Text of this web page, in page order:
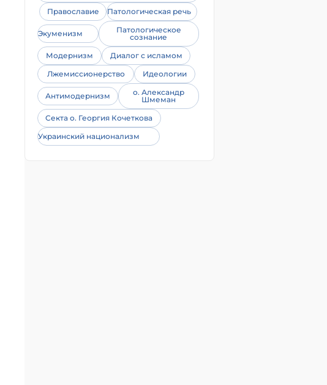
Православие
Патологическая речь
Экуменизм
Патологическое
сознание
Модернизм
Диалог с исламом
Лжемиссионерство
Идеологии
Антимодернизм
о. Александр
Шмеман
Секта о. Георгия Кочеткова
Украинский национализм